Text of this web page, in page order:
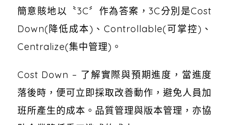
簡意賅地以〝3C〞作為答案，3C分別是Cost
Down(降低成本)、Controllable(可掌控)、
Centralize(集中管理)。
Cost Down – 了解實際與預期進度，當進度
落後時，便可立即採取改善動作，避免人員加
班所產生的成本。品質管理與版本管理，亦協